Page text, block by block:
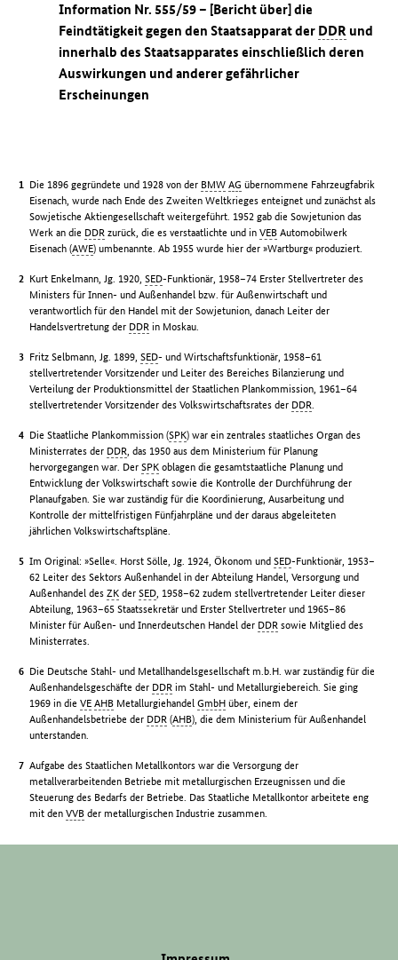
Information Nr. 555/59 – [Bericht über] die
Feindtätigkeit gegen den Staatsapparat der DDR und
innerhalb des Staatsapparates einschließlich deren
Auswirkungen und anderer gefährlicher
Erscheinungen
Die 1896 gegründete und 1928 von der BMW AG übernommene Fahrzeugfabrik
Eisenach, wurde nach Ende des Zweiten Weltkrieges enteignet und zunächst als
Sowjetische Aktiengesellschaft weitergeführt. 1952 gab die Sowjetunion das
Werk an die DDR zurück, die es verstaatlichte und inVEB Automobilwerk
Eisenach (AWE) umbenannte. Ab 1955 wurde hier der »Wartburg« produziert.
Kurt Enkelmann, Jg. 1920,SED-Funktionär, 1958–74 Erster Stellvertreter des
Ministers für Innen- und Außenhandel bzw. für Außenwirtschaft und
verantwortlich für den Handel mit der Sowjetunion, danach Leiter der
Handelsvertretung der DDR in Moskau.
Fritz Selbmann, Jg. 1899,SED- und Wirtschaftsfunktionär, 1958–61
stellvertretender Vorsitzender und Leiter des Bereiches Bilanzierung und
Verteilung der Produktionsmittel der Staatlichen Plankommission, 1961–64
stellvertretender Vorsitzender des Volkswirtschaftsrates der DDR.
Die Staatliche Plankommission (SPK) war ein zentrales staatliches Organ des
Ministerrates der DDR, das 1950 aus dem Ministerium für Planung
hervorgegangen war. DerSPK oblagen die gesamtstaatliche Planung und
Entwicklung der Volkswirtschaft sowie die Kontrolle der Durchführung der
Planaufgaben. Sie war zuständig für die Koordinierung, Ausarbeitung und
Kontrolle der mittelfristigen Fünfjahrpläne und der daraus abgeleiteten
jährlichen Volkswirtschaftspläne.
Im Original: »Selle«. Horst Sölle, Jg. 1924, Ökonom undSED-Funktionär, 1953–
62 Leiter des Sektors Außenhandel in der Abteilung Handel, Versorgung und
Außenhandel desZK derSED, 1958–62 zudem stellvertretender Leiter dieser
Abteilung, 1963–65 Staatssekretär und Erster Stellvertreter und 1965–86
Minister für Außen- und Innerdeutschen Handel der DDR sowie Mitglied des
Ministerrates.
Die Deutsche Stahl- und Metallhandelsgesellschaft m.b.H. war zuständig für die
Außenhandelsgeschäfte der DDR im Stahl- und Metallurgiebereich. Sie ging
1969 in dieVE AHB MetallurgiehandelGmbH über, einem der
Außenhandelsbetriebe der DDR (AHB), die dem Ministerium für Außenhandel
unterstanden.
Aufgabe des Staatlichen Metallkontors war die Versorgung der
metallverarbeitenden Betriebe mit metallurgischen Erzeugnissen und die
Steuerung des Bedarfs der Betriebe. Das Staatliche Metallkontor arbeitete eng
mit denVVB der metallurgischen Industrie zusammen.